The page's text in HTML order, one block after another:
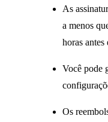
As
a menos
horas
Você pode
Os